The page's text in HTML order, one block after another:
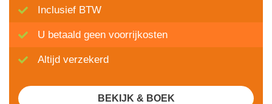
Inclusief BTW
U betaald geen voorrijkosten
Altijd verzekerd
BEKIJK & BOEK